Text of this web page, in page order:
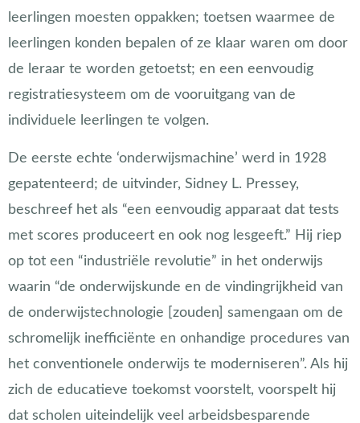
leerlingen moesten oppakken; toetsen waarmee de
leerlingen konden bepalen of ze klaar waren om door
de leraar te worden getoetst; en een eenvoudig
registratiesysteem om de vooruitgang van de
individuele leerlingen te volgen.
De eerste echte ‘onderwijsmachine’ werd in 1928
gepatenteerd; de uitvinder, Sidney L. Pressey,
beschreef het als “een eenvoudig apparaat dat tests
met scores produceert en ook nog lesgeeft.” Hij riep
op tot een “industriële revolutie” in het onderwijs
waarin “de onderwijskunde en de vindingrijkheid van
de onderwijstechnologie [zouden] samengaan om de
schromelijk inefficiënte en onhandige procedures van
het conventionele onderwijs te moderniseren”. Als hij
zich de educatieve toekomst voorstelt, voorspelt hij
dat scholen uiteindelijk veel arbeidsbesparende